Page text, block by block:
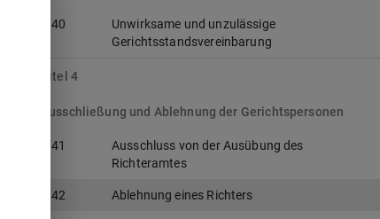
§ 40
Unwirksame und unzulässige
Gerichtsstandsvereinbarung
Titel 4
Ausschließung und Ablehnung der Gerichtspersonen
§ 41
Ausschluss von der Ausübung des
Richteramtes
§ 42 Ablehnung eines Richters